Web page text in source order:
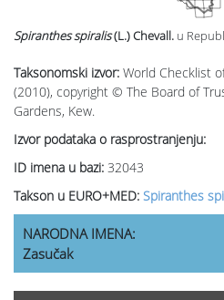
Taksonomski izvor: World Checklist
(2010), copyright © The Board of
Gardens, Kew.
Izvor podataka o rasprostranjenju:
ID imena u bazi: 32043
Takson u EURO+MED: Spiranthes
Spiranthes spiralis(L.) Chevall. u
NARODNA IMENA:
Zasučak